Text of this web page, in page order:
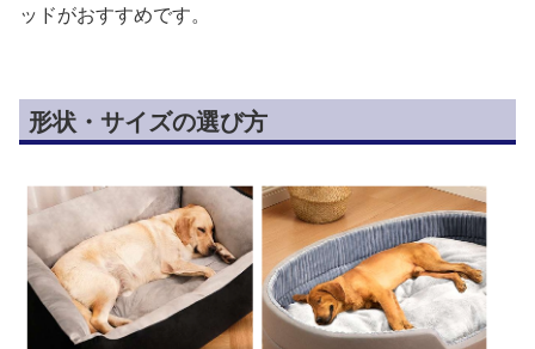
ッドがおすすめです。
形状・サイズの選び方